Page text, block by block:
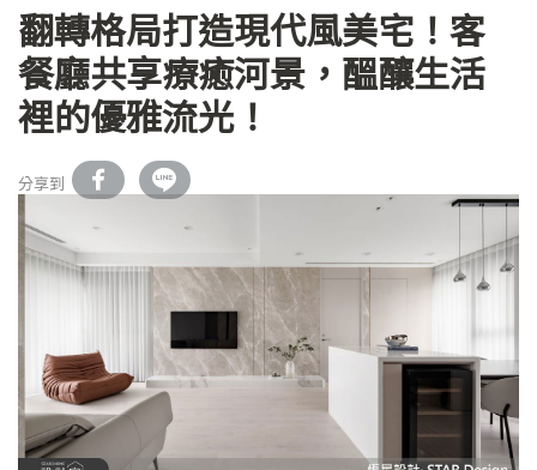
翻轉格局打造現代風美宅！客
餐廳共享療癒河景，醞釀生活
裡的優雅流光！
分享到